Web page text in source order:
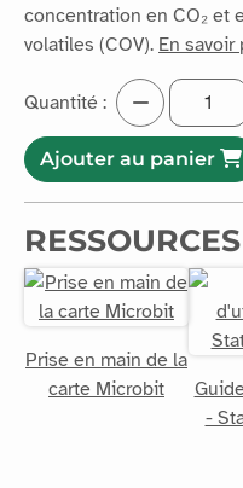
concentration en CO₂ et
volatiles (COV). En savoir
Quantité :
Ajouter au panier
Prise en main de la
carte Microbit
-